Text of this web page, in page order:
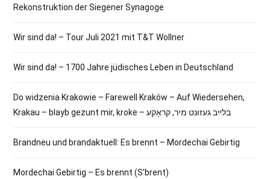
Rekonstruktion der Siegener Synagoge
Wir sind da! – Tour Juli 2021 mit T&T Wollner
Wir sind da! – 1700 Jahre jüdisches Leben in Deutschland
Do widzenia Krakowie – Farewell Kraków – Auf Wiedersehen,
Krakau – blayb gezunt mir, kroke – בלײַב געזונט מיר, קראָקע
Brandneu und brandaktuell: Es brennt – Mordechai Gebirtig
Mordechai Gebirtig – Es brennt (S’brent)